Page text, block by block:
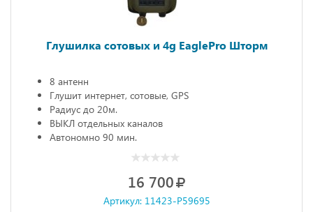
Глушилка сотовых и 4g EaglePro Шторм
8 антенн
Глушит интернет, сотовые, GPS
Радиус до 20м.
ВЫКЛ отдельных каналов
Автономно 90 мин.
16 700
Артикул: 11423-P59695